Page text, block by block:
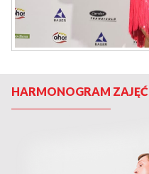
HARMONOGRAM ZAJĘĆ